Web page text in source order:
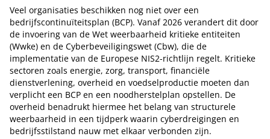
Veel organisaties beschikken nog niet over een
bedrijfscontinuïteitsplan (BCP). Vanaf 2026 verandert dit door
de invoering van de Wet weerbaarheid kritieke entiteiten
(Wwke) en de Cyberbeveiligingswet (Cbw), die de
implementatie van de Europese NIS2-richtlijn regelt. Kritieke
sectoren zoals energie, zorg, transport, financiële
dienstverlening, overheid en voedselproductie moeten dan
verplicht een BCP en een noodherstelplan opstellen. De
overheid benadrukt hiermee het belang van structurele
weerbaarheid in een tijdperk waarin cyberdreigingen en
bedrijfsstilstand nauw met elkaar verbonden zijn.